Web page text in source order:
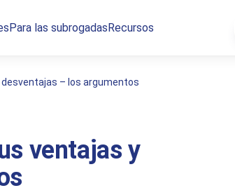
Para las subrogadasRecursos
– los argumentos
ventajas y